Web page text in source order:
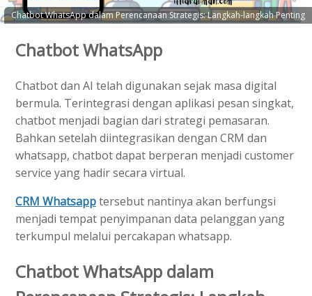
Chatbot WhatsApp dalam Perencanaan Strategis: Langkah-langkah Penting
Chatbot WhatsApp
Chatbot dan AI telah digunakan sejak masa digital
bermula. Terintegrasi dengan aplikasi pesan singkat,
chatbot menjadi bagian dari strategi pemasaran.
Bahkan setelah diintegrasikan dengan CRM dan
whatsapp, chatbot dapat berperan menjadi customer
service yang hadir secara virtual.
CRM Whatsapptersebut nantinya akan berfungsi
menjadi tempat penyimpanan data pelanggan yang
terkumpul melalui percakapan whatsapp.
Chatbot WhatsApp dalam